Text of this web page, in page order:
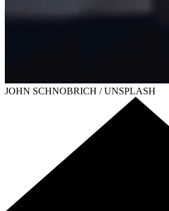
JOHN SCHNOBRICH / UNSPLASH